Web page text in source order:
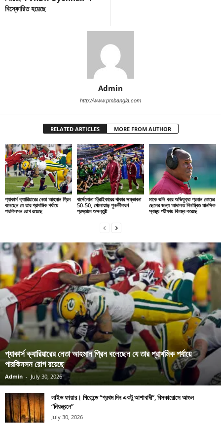
বিস্ফোরিত হয়েছে
Admin
http://www.pmbangla.com
RELATED ARTICLES MORE FROM AUTHOR
প্যাকার্স ক্যারিয়ারের নেতা আহমান গ্রিন
বলেছেন যে তার প্রাথমিক পর্যায়ে
পারকিনসন রোগ রয়েছে
বার্সেলোনা স্ট্রাইকারের থাকার সম্ভাবনা
50-50, খেলোয়াড় পুনর্নবীকরণ
প্রস্তাবে অসন্তুষ্ট
মাকে গুলি করে অভিযুক্ত প্রধান কোচের
ছেলের জন্য আদালত বিলম্বিত মানসিক
স্বাস্থ্য পরীক্ষায় বিলম্ব করেছে
প্যাকার্স ক্যারিয়ারের নেতা আহমান গ্রিন বলেছেন যে তার প্রাথমিক পর্যায়ে
পারকিনসন রোগ রয়েছে
Admin - July 30, 2026
লাইভ ফায়ার। গিরোন্ডে “প্রথম দিন একটু আশাবাদী”, বিসকারোসে আগুন
“নিয়ন্ত্রনে”
July 30, 2026